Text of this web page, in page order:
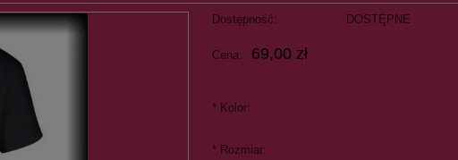
Dostępność: DOSTĘPNE
Cena: 69,00 zł
*Kolor:
*Rozmiar: